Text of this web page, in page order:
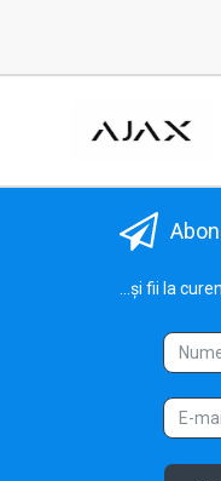
...și fii la